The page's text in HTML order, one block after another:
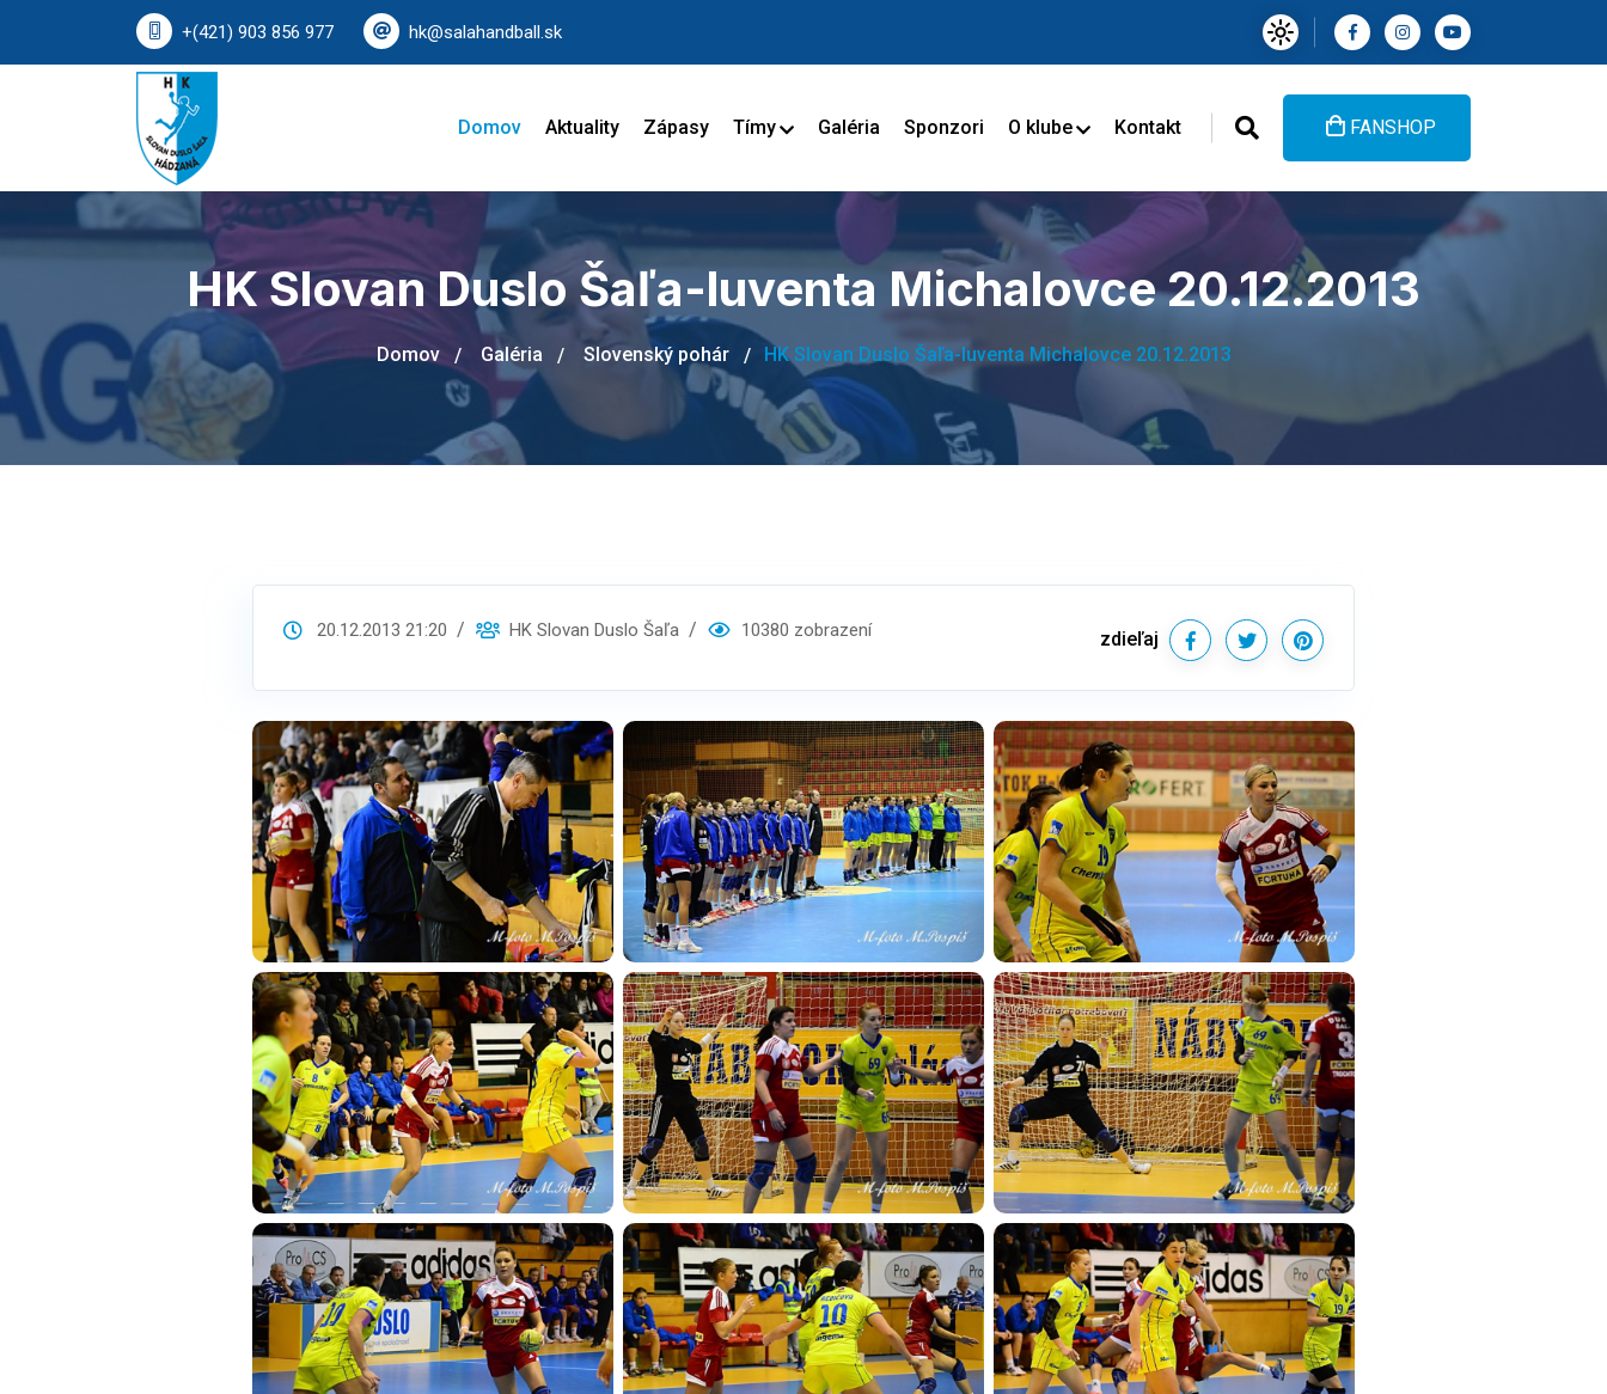
+(421) 903 856 977 hk@salahandball.sk
Domov Aktuality Zápasy Tímy Galéria Sponzori O klube Kontakt FANSHOP
HK Slovan Duslo Šaľa-luventa Michalovce 20.12.2013
Domov Galéria Slovenský pohár HK Slovan Duslo Šaľa-luventa Michalovce 20.12.2013
20.12.2013 21:20 HK Slovan Duslo Šaľa 10380 zobrazení zdieľaj